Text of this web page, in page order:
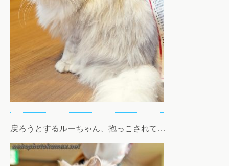
戻ろうとするルーちゃん、抱っこされて…